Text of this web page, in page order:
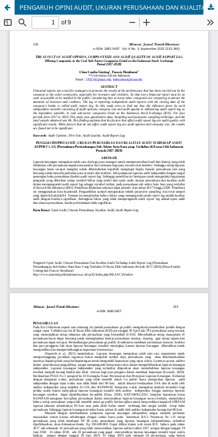
PENGARUH OPINI AUDIT, UKURAN PERUSAHAAN DAN KUALITAS AUDIT TERHADAP AUDIT REPORT LAG (Perusahaan Pertambangan Sub-Sektor Batu Bara yang Terdaftar di Bursa Efek Indonesia Periode 2017-2020)